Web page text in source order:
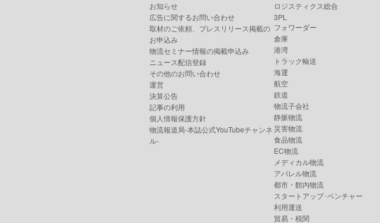
お知らせ
広告に関するお問い合わせ
取材のご依頼、プレスリリース掲載の
お申込み
物流セミナー情報の掲載申込み
ニュース配信登録
その他のお問い合わせ
運営
決算公告
記事の利用
個人情報保護方針
物流報道局-本誌公式YouTubeチャンネ
ル-
ロジスティクス総合
3PL
フォワーダー
倉庫
港湾
トラック輸送
海運
航空
鉄道
物流子会社
静脈物流
災害物流
食品物流
EC物流
メディカル物流
アパレル物流
都市・館内物流
スタートアップ･ベンチャー
利用運送
貿易・税関